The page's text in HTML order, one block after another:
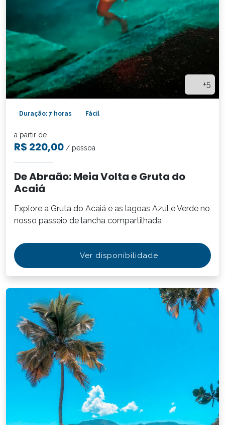
+5
Duração: 7 horas Fácil
a partir de
R$ 220,00 / pessoa
De Abraão: Meia Volta e Gruta do
Acaiá
Explore a Gruta do Acaiá e as lagoas Azul e Verde no
nosso passeio de lancha compartilhada
Ver disponibilidade